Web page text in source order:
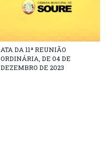
ATA DA 11ª REUNIÃO
ORDINÁRIA, DE 04 DE
DEZEMBRO DE 2023